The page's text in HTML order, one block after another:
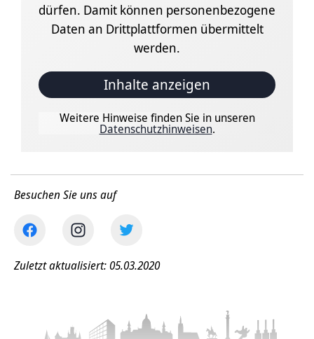
dürfen. Damit können personenbezogene
Daten an Drittplattformen übermittelt
werden.
Inhalte anzeigen
Weitere Hinweise finden Sie in unseren
Datenschutzhinweisen.
Besuchen Sie uns auf
Zuletzt aktualisiert: 05.03.2020